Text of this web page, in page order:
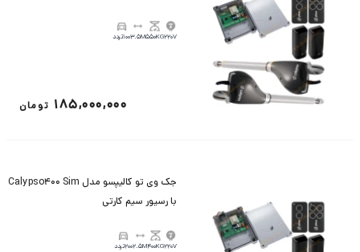
220V
550KG
3.5M100تردد
185,000,000 تومان
جک وی تو کالیپسو مدل Calypso400 Sim
با رسیور سیم کارتی
220V
400KG
2.5M200تردد